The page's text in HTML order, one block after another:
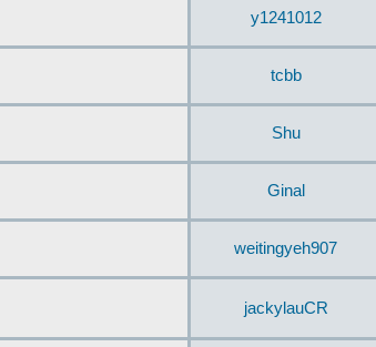
y1241012
tcbb
Shu
Ginal
weitingyeh907
jackylauCR